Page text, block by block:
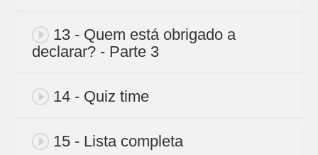
13 - Quem está obrigado a
declarar? - Parte 3
14 - Quiz time
15 - Lista completa